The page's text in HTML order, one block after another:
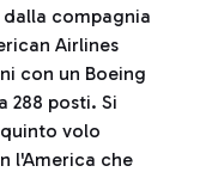
compagnia
Airlines
con un Boeing
288 posti. Si
volo
l'America che